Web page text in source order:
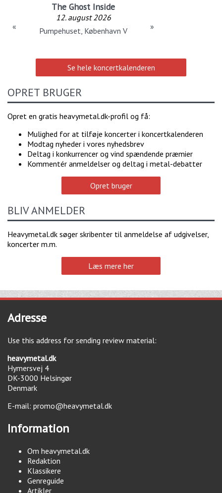
The Ghost Inside
12. august 2026
Pumpehuset, København V
« »
Se hele koncertkalenderen
OPRET BRUGER
Opret en gratis heavymetal.dk-profil og få:
Mulighed for at tilføje koncerter i koncertkalenderen
Modtag nyheder i vores nyhedsbrev
Deltag i konkurrencer og vind spændende præmier
Kommentér anmeldelser og deltag i metal-debatter
Opret bruger
BLIV ANMELDER
Heavymetal.dk søger skribenter til anmeldelse af udgivelser,
koncerter m.m.
Læs mere her
Adresse
Use this address for sending review material:
heavymetal.dk
Hymersvej 4
DK-3000 Helsingør
Denmark
E-mail: promo@heavymetal.dk
Information
Om heavymetal.dk
Redaktion
Klassikere
Genreguide
Artikler